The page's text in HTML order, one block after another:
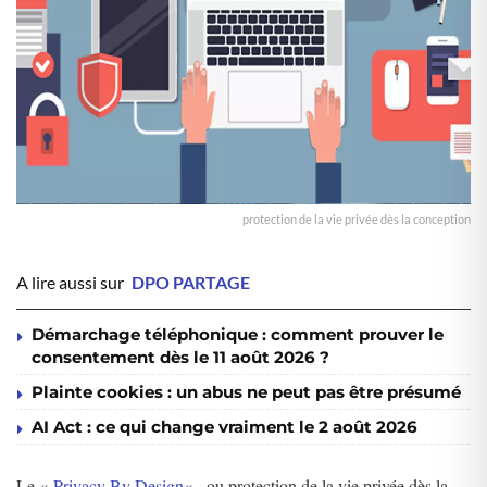
protection de la vie privée dès la conception
A lire aussi sur DPO PARTAGE
Démarchage téléphonique : comment prouver le
consentement dès le 11 août 2026 ?
Plainte cookies : un abus ne peut pas être présumé
AI Act : ce qui change vraiment le 2 août 2026